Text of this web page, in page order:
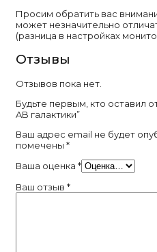
Просим обратить вас
может незначительно
(разница в настройках
Отзывы
Отзывов пока нет.
Будьте первым, кто оставил
AB галактики”
Ваш адрес email не будет
помечены *
Ваша оценка *
Ваш отзыв *